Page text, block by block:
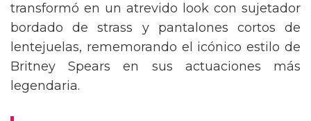
transformó en un atrevido look con sujetador
bordado de strass y pantalones cortos de
lentejuelas, rememorando el icónico estilo de
Britney Spears en sus actuaciones más
legendaria.